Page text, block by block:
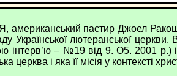
пастир Джоел Ракош,
Української лютеранської
інтерв’ю – №19 від 9. О5. 2001
і яка її місія у контексті